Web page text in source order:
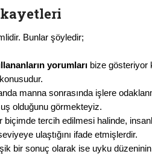
Bunlar şöyledir;
yorumlarıbize gösteriyor
manna sonrasında işlere
olduğunu görmekteyiz.
biçimde tercih edilmesi halinde,
ulaştığını ifade etmişlerdir.
bir sonuç olarak ise uyku